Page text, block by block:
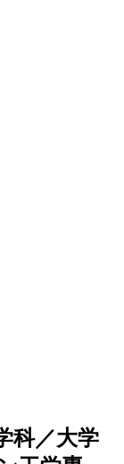
科／大学